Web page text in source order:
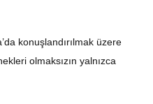
konuşlandırılmak üzere
olmaksızın yalnızca